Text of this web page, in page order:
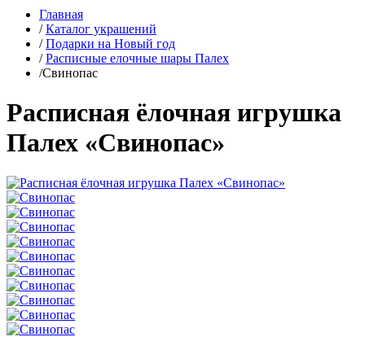
Главная
/Каталог украшений
/Подарки на Новый год
/Расписные елочные шары Палех
/Свинопас
Расписная ёлочная игрушка
Палех «Свинопас»